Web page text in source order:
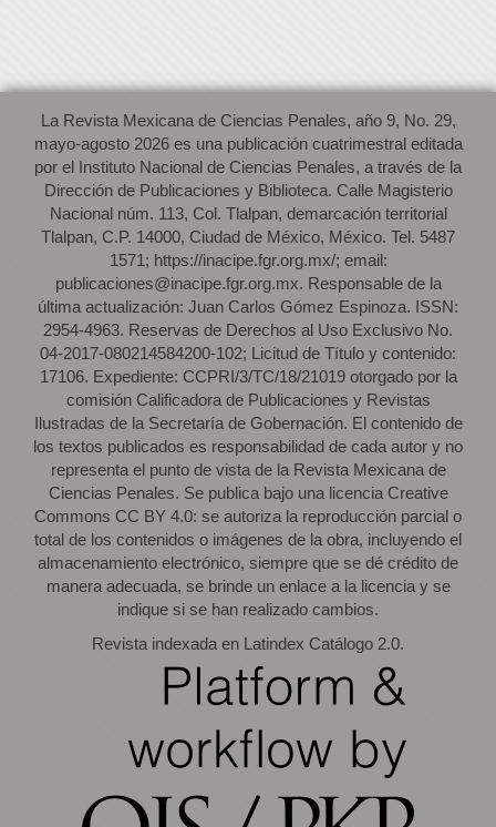
La Revista Mexicana de Ciencias Penales, año 9, No. 29,
mayo-agosto 2026 es una publicación cuatrimestral editada
por el Instituto Nacional de Ciencias Penales, a través de la
Dirección de Publicaciones y Biblioteca. Calle Magisterio
Nacional núm. 113, Col. Tlalpan, demarcación territorial
Tlalpan, C.P. 14000, Ciudad de México, México. Tel. 5487
1571; https://inacipe.fgr.org.mx/; email:
publicaciones@inacipe.fgr.org.mx. Responsable de la
última actualización: Juan Carlos Gómez Espinoza. ISSN:
2954-4963. Reservas de Derechos al Uso Exclusivo No.
04-2017-080214584200-102; Licitud de Título y contenido:
17106. Expediente: CCPRI/3/TC/18/21019 otorgado por la
comisión Calificadora de Publicaciones y Revistas
Ilustradas de la Secretaría de Gobernación. El contenido de
los textos publicados es responsabilidad de cada autor y no
representa el punto de vista de la Revista Mexicana de
Ciencias Penales. Se publica bajo una licencia Creative
Commons CC BY 4.0: se autoriza la reproducción parcial o
total de los contenidos o imágenes de la obra, incluyendo el
almacenamiento electrónico, siempre que se dé crédito de
manera adecuada, se brinde un enlace a la licencia y se
indique si se han realizado cambios.
Revista indexada en Latindex Catálogo 2.0.